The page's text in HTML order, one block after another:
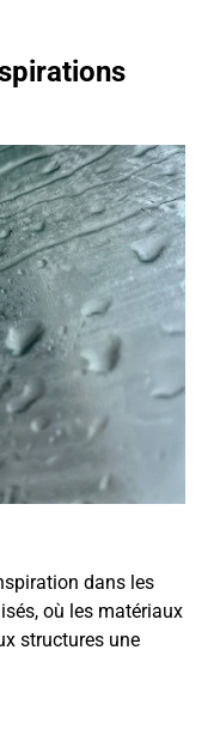
dans les
où les matériaux
structures une